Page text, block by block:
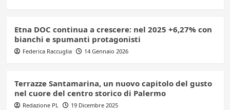
Etna DOC continua a crescere: nel 2025 +6,27% con
bianchi e spumanti protagonisti
Federica Raccuglia 14 Gennaio 2026
Terrazze Santamarina, un nuovo capitolo del gusto
nel cuore del centro storico di Palermo
Redazione PL 19 Dicembre 2025